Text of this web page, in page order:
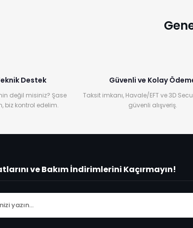
Destek
değil misiniz? Şase
biz kontrol edelim.
Güvenli ve Kolay
Taksit imkanı, Havale/EFT ve 3D
güvenli alışveriş.
ve Bakım İndirimlerini Kaçırmayın!